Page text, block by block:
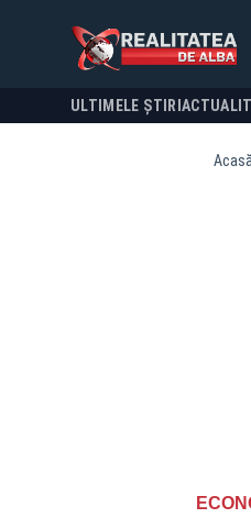
ULTIMELE ȘTIRI
Acasă